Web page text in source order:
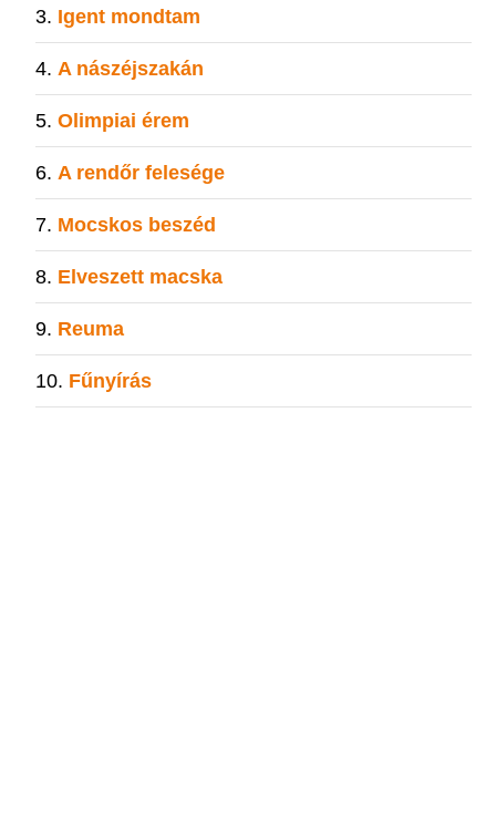
Igent mondtam
A nászéjszakán
Olimpiai érem
A rendőr felesége
Mocskos beszéd
Elveszett macska
Reuma
Fűnyírás